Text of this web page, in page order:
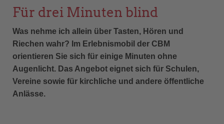
Für drei Minuten blind
Was nehme ich allein über Tasten, Hören und
Riechen wahr? Im Erlebnismobil der CBM
orientieren Sie sich für einige Minuten ohne
Augenlicht. Das Angebot eignet sich für Schulen,
Vereine sowie für kirchliche und andere öffentliche
Anlässe.